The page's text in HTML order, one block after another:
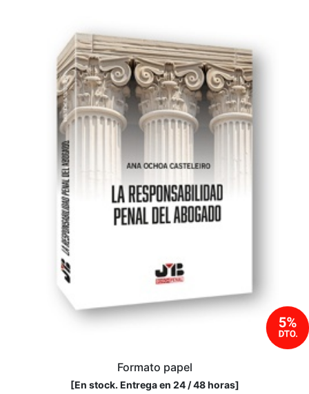
Formato papel
[En stock. Entrega en 24 / 48 horas]